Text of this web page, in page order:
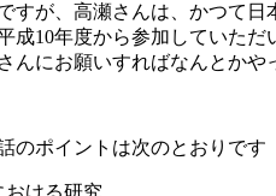
すが、高瀬さんは、かつて
成10年度から参加していた
んにお願いすればなんとか
のポイントは次のとおりです